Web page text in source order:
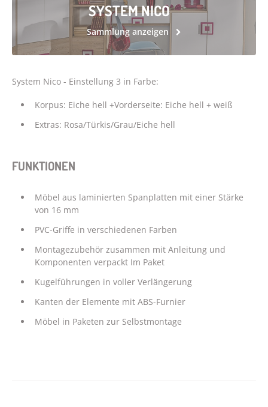
SYSTEM NICO
Sammlung anzeigen
System Nico - Einstellung 3 in Farbe:
Korpus: Eiche hell +Vorderseite: Eiche hell + weiß
Extras: Rosa/Türkis/Grau/Eiche hell
FUNKTIONEN
Möbel aus laminierten Spanplatten mit einer Stärke
von 16 mm
PVC-Griffe in verschiedenen Farben
Montagezubehör zusammen mit Anleitung und
Komponenten verpackt Im Paket
Kugelführungen in voller Verlängerung
Kanten der Elemente mit ABS-Furnier
Möbel in Paketen zur Selbstmontage